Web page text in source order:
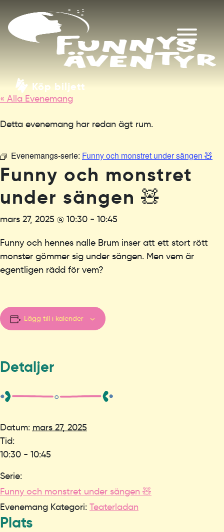
Köp biljett
« Alla Evenemang
Detta evenemang har redan ägt rum.
Evenemangs-serie: Funny och monstret under sängen 🧸
Funny och monstret
under sängen 🧸
mars 27, 2025 @ 10:30 - 10:45
Funny och hennes nalle Brum inser att ett stort rött
monster gömmer sig under sängen. Men vem är
egentligen rädd för vem?
Lägg till i kalender
Detaljer
Datum: mars 27, 2025
Tid:
10:30 - 10:45
Serie:
Funny och monstret under sängen 🧸
Evenemang Kategori: Teaterladan
Plats